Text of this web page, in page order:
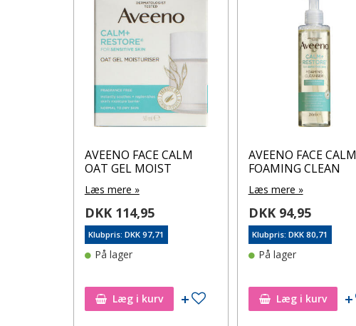
Tilføj til ønskeseddel
AVEENO FACE CALM
OAT GEL MOIST
Læs mere »
DKK 114,95
Klubpris: DKK 97,71
På lager
Læg i kurv Tilføj til ønskeseddel
AVEENO FACE CALM
FOAMING CLEAN
Læs mere »
DKK 94,95
Klubpris: DKK 80,71
På lager
Læg i kurv